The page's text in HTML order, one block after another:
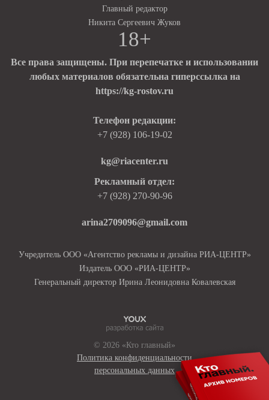
Главный редактор
Никита Сергеевич Жуков
18+
Все права защищены. При перепечатке и использовании
любых материалов обязательна гиперссылка на
https://kg-rostov.ru
Телефон редакции:
+7 (928) 106-19-02
kg@riacenter.ru
Рекламный отдел:
+7 (928) 270-90-96
arina2709096@gmail.com
Учредитель ООО «Агентство рекламы и дизайна РИА-ЦЕНТР»
Издатель ООО «РИА-ЦЕНТР»
Генеральный директор Ирина Леонидовна Ковалевская
© 2026 «Кто главный»
Политика конфиденциальности
персональных данных